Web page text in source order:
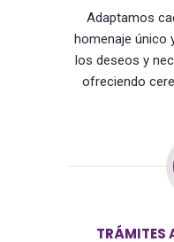
Adaptamos
homenaje único
los deseos y
ofreciendo
TRÁMITES